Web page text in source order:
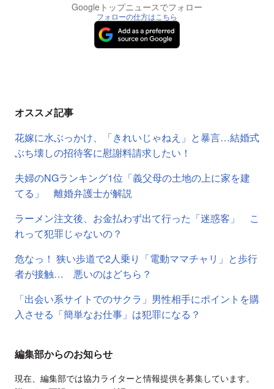
Googleトップニュースでフォロー
フォローの仕方はこちら
オススメ記事
花嫁に水ぶっかけ、「きれいじゃねえ」と暴言…結婚式
ぶち壊しの招待客に慰謝料請求したい！
夫婦のNGランキング1位「義父母の土地の上に家を建
てる」 離婚弁護士が解説
ラーメン注文後、お金払わず出て行った「迷惑客」 こ
れって犯罪じゃないの？
危なっ！ 狭い歩道で2人乗り「電動ママチャリ」と歩行
者が接触… 悪いのはどちら？
「出会い系サイトでのサクラ」男性相手にポイントを購
入させる「簡単なお仕事」は犯罪になる？
編集部からのお知らせ
現在、編集部では協力ライターと情報提供を募集しています。